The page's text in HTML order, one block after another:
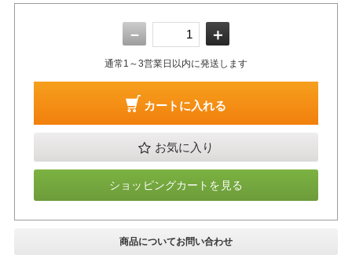
－ ＋
通常1～3営業日以内に発送します
カートに入れる
お気に入り
ショッピングカートを見る
商品についてお問い合わせ